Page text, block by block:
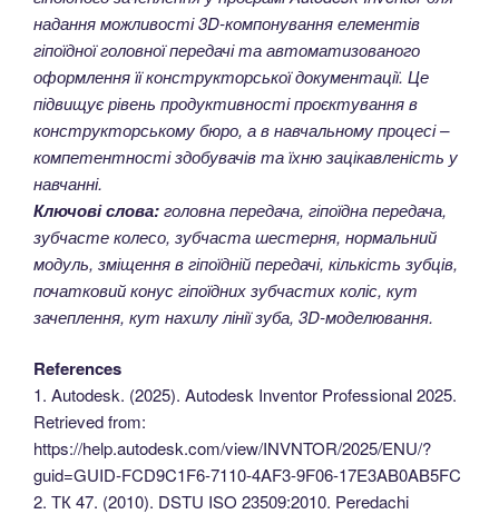
надання можливості 3D-компонування елементів
гіпоїдної головної передачі та автоматизованого
оформлення її конструкторської документації. Це
підвищує рівень продуктивності проєктування в
конструкторському бюро, а в навчальному процесі –
компетентності здобувачів та їхню зацікавленість у
навчанні.
Ключові слова:головна передача, гіпоїдна передача,
зубчасте колесо, зубчаста шестерня, нормальний
модуль, зміщення в гіпоїдній передачі, кількість зубців,
початковий конус гіпоїдних зубчастих коліс, кут
зачеплення, кут нахилу лінії зуба, 3D-моделювання.
References
1. Autodesk. (2025). Autodesk Inventor Professional 2025.
Retrieved from:
https://help.autodesk.com/view/INVNTOR/2025/ENU/?
guid=GUID-FCD9C1F6-7110-4AF3-9F06-17E3AB0AB5FC
2. ТК 47. (2010). DSTU ISO 23509:2010. Peredachi